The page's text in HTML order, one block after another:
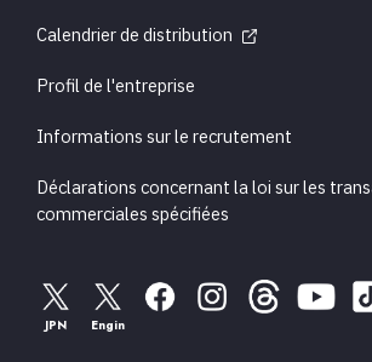
Calendrier de distribution
Profil de l'entreprise
Informations sur le recrutement
Déclarations concernant la loi sur les
commerciales spécifiées
JPN Engin